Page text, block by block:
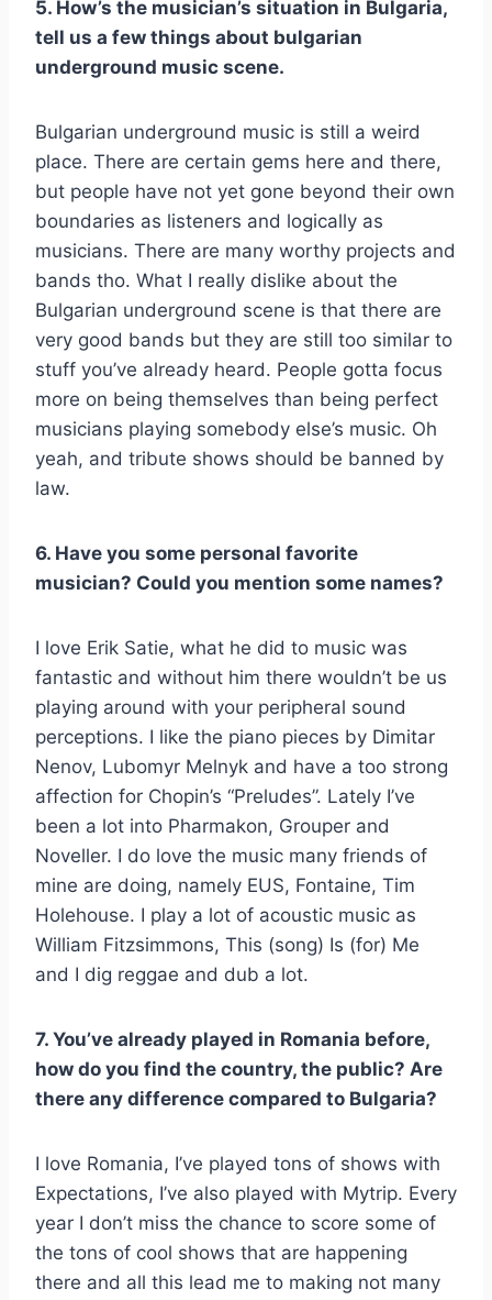
5. How’s the musician’s situation in Bulgaria,
tell us a few things about bulgarian
underground music scene.
Bulgarian underground music is still a weird
place. There are certain gems here and there,
but people have not yet gone beyond their own
boundaries as listeners and logically as
musicians. There are many worthy projects and
bands tho. What I really dislike about the
Bulgarian underground scene is that there are
very good bands but they are still too similar to
stuff you’ve already heard. People gotta focus
more on being themselves than being perfect
musicians playing somebody else’s music. Oh
yeah, and tribute shows should be banned by
law.
6. Have you some personal favorite
musician? Could you mention some names?
I love Erik Satie, what he did to music was
fantastic and without him there wouldn’t be us
playing around with your peripheral sound
perceptions. I like the piano pieces by Dimitar
Nenov, Lubomyr Melnyk and have a too strong
affection for Chopin’s “Preludes”. Lately I’ve
been a lot into Pharmakon, Grouper and
Noveller. I do love the music many friends of
mine are doing, namely EUS, Fontaine, Tim
Holehouse. I play a lot of acoustic music as
William Fitzsimmons, This (song) Is (for) Me
and I dig reggae and dub a lot.
7. You’ve already played in Romania before,
how do you find the country, the public? Are
there any difference compared to Bulgaria?
I love Romania, I’ve played tons of shows with
Expectations, I’ve also played with Mytrip. Every
year I don’t miss the chance to score some of
the tons of cool shows that are happening
there and all this lead me to making not many